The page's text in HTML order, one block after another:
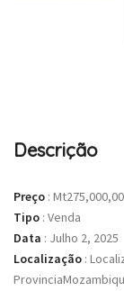
Descrição
Preço :
Tipo : Venda
Data : Julho 2, 2025
Localização :